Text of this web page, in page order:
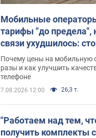
Мобильные
тарифы "до предела",
связи ухудшилось:
жаловаться на цены
Почему цены на мобильную
разы и как улучшить
телефоне
7.08.2026 12:00 26,3 т.
"Работаем над тем,
получить комплекты